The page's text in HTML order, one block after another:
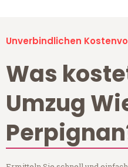
Unverbindlichen
Was
Umzug